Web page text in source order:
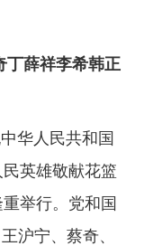
丁薛祥李希韩正
华人民共和国
英雄敬献花篮
举行。党和国
沪宁、蔡奇、